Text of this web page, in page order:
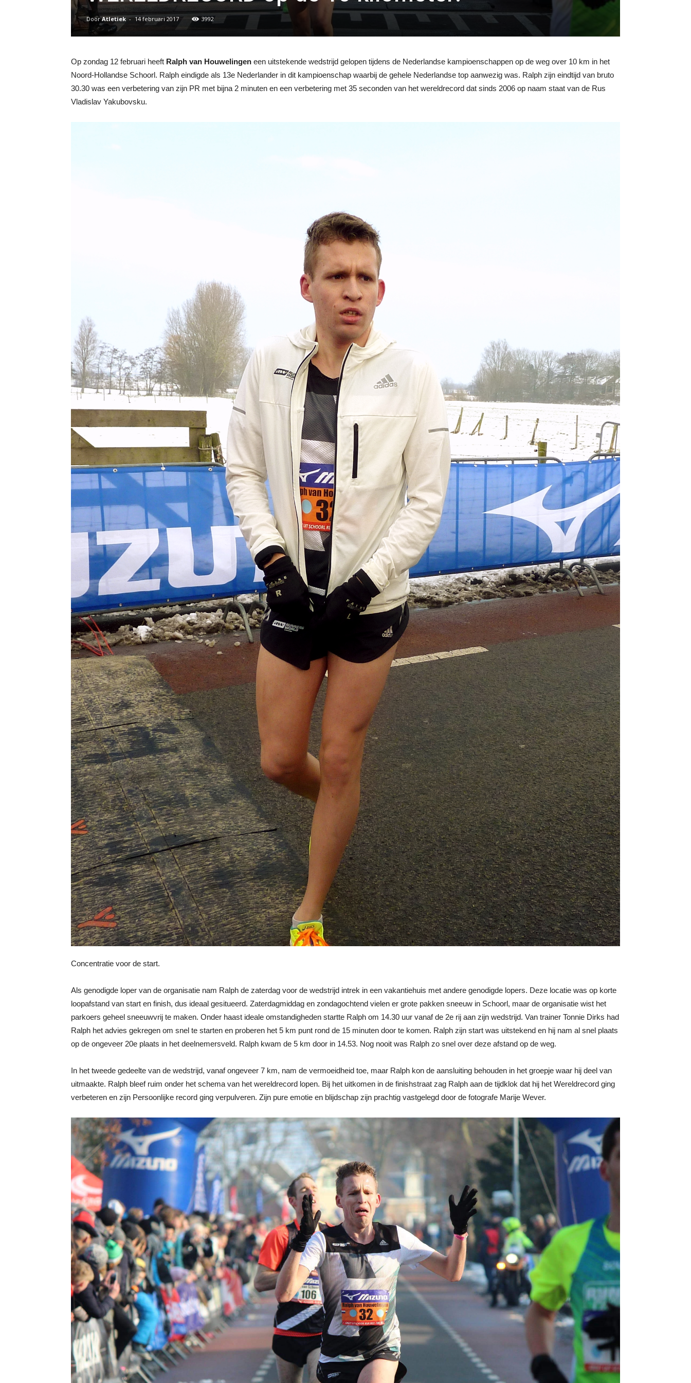
DoorAtletiek - 14 februari 2017 3992
Op zondag 12 februari heeft Ralph van Houwelingen een uitstekende wedstrijd gelopen tijdens de Nederlandse kampioenschappen op de weg over 10 km in het
Noord-Hollandse Schoorl. Ralph eindigde als 13e Nederlander in dit kampioenschap waarbij de gehele Nederlandse top aanwezig was. Ralph zijn eindtijd van bruto
30.30 was een verbetering van zijn PR met bijna 2 minuten en een verbetering met 35 seconden van het wereldrecord dat sinds 2006 op naam staat van de Rus
Vladislav Yakubovsku.
Concentratie voor de start.
Als genodigde loper van de organisatie nam Ralph de zaterdag voor de wedstrijd intrek in een vakantiehuis met andere genodigde lopers. Deze locatie was op korte
loopafstand van start en finish, dus ideaal gesitueerd. Zaterdagmiddag en zondagochtend vielen er grote pakken sneeuw in Schoorl, maar de organisatie wist het
parkoers geheel sneeuwvrij te maken. Onder haast ideale omstandigheden startte Ralph om 14.30 uur vanaf de 2e rij aan zijn wedstrijd. Van trainer Tonnie Dirks had
Ralph het advies gekregen om snel te starten en proberen het 5 km punt rond de 15 minuten door te komen. Ralph zijn start was uitstekend en hij nam al snel plaats
op de ongeveer 20e plaats in het deelnemersveld. Ralph kwam de 5 km door in 14.53. Nog nooit was Ralph zo snel over deze afstand op de weg.
In het tweede gedeelte van de wedstrijd, vanaf ongeveer 7 km, nam de vermoeidheid toe, maar Ralph kon de aansluiting behouden in het groepje waar hij deel van
uitmaakte. Ralph bleef ruim onder het schema van het wereldrecord lopen. Bij het uitkomen in de finishstraat zag Ralph aan de tijdklok dat hij het Wereldrecord ging
verbeteren en zijn Persoonlijke record ging verpulveren. Zijn pure emotie en blijdschap zijn prachtig vastgelegd door de fotografe Marije Wever.